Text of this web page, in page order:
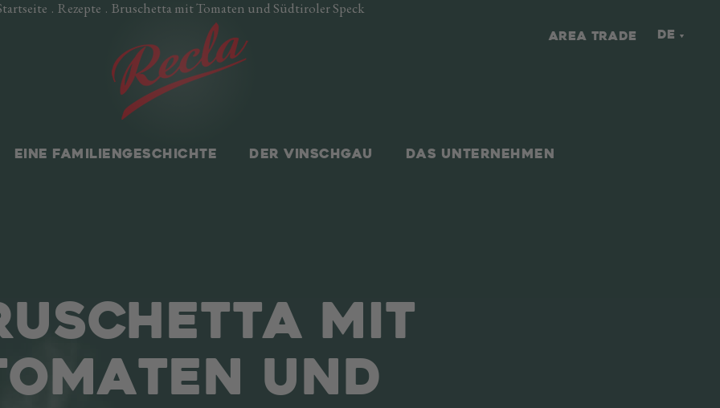
. Rezepte . Bruschetta mit Tomaten und Südtiroler Speck
AREA TRADE DE
EINE FAMILIENGESCHICHTE DER VINSCHGAU DAS UNTERNEHMEN
MIT
UND